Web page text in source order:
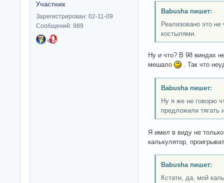
Участник
Зарегистрирован: 02-11-09
Сообщений: 989
Babusha пишет:
Реализовано это
костылями.
Ну и что? В 98 виндах
мешало
. Так что
Babusha пишет:
Ну я же не говорю
предложили тягать
Я имел в виду не
калькулятор,
Babusha пишет:
Кстати, да, мой